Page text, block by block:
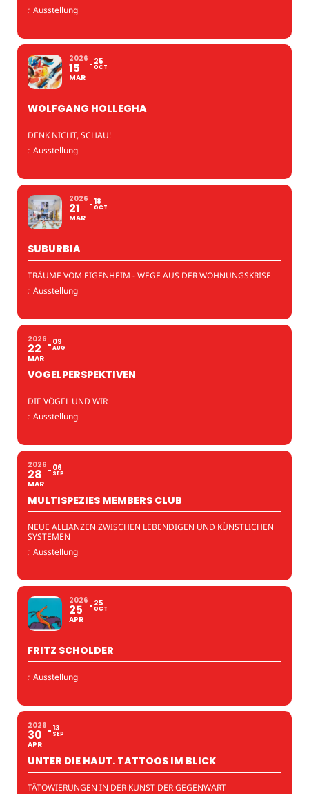
: Ausstellung
2026
15
MAR
25
OCT
WOLFGANG HOLLEGHA
DENK NICHT, SCHAU!
: Ausstellung
2026
21
MAR
18
OCT
SUBURBIA
TRÄUME VOM EIGENHEIM - WEGE AUS DER WOHNUNGSKRISE
: Ausstellung
2026
22
MAR
09
AUG
VOGELPERSPEKTIVEN
DIE VÖGEL UND WIR
: Ausstellung
2026
28
MAR
06
SEP
MULTISPEZIES MEMBERS CLUB
NEUE ALLIANZEN ZWISCHEN LEBENDIGEN UND KÜNSTLICHEN
SYSTEMEN
: Ausstellung
2026
25
APR
25
OCT
FRITZ SCHOLDER
: Ausstellung
2026
30
APR
13
SEP
UNTER DIE HAUT. TATTOOS IM BLICK
TÄTOWIERUNGEN IN DER KUNST DER GEGENWART